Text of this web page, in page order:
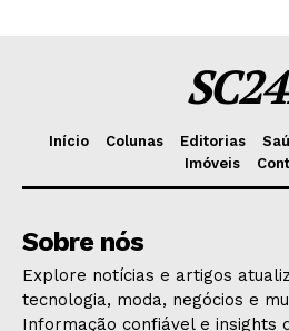
Início Colunas Editorias
Imóveis
Sobre nós
Explore notícias e artigos
tecnologia, moda, negócios e
Informação confiável e insights